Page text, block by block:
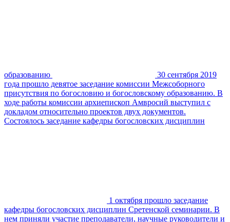
образованию
30 сентября 2019
года прошло девятое заседание комиссии Межсоборного
присутствия по богословию и богословскому образованию. В
ходе работы комиссии архиепископ Амвросий выступил с
докладом относительно проектов двух документов.
Состоялось заседание кафедры богословских дисциплин
1 октября прошло заседание
кафедры богословских дисциплин Сретенской семинарии. В
нем приняли участие преподаватели, научные руководители и